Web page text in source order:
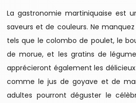
La gastronomie martiniquaise est
saveurs et de couleurs. Ne
tels que le colombo de poulet, le
de morue, et les gratins de
apprécieront également les
comme le jus de goyave et de
adultes pourront déguster le